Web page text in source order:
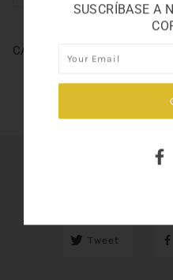
CANOE 8oz.
Tweet
SUSCRÍBASE A